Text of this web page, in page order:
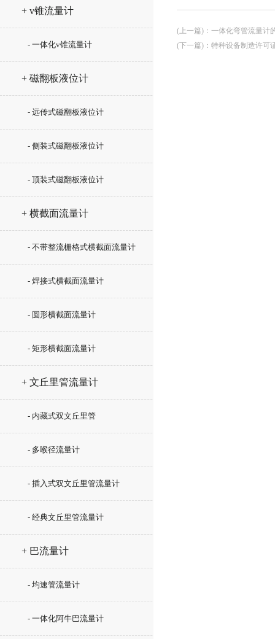
+ v锥流量计
- 一体化v锥流量计
+ 磁翻板液位计
- 远传式磁翻板液位计
- 侧装式磁翻板液位计
- 顶装式磁翻板液位计
+ 横截面流量计
- 不带整流栅格式横截面流量计
- 焊接式横截面流量计
- 圆形横截面流量计
- 矩形横截面流量计
+ 文丘里管流量计
- 内藏式双文丘里管
- 多喉径流量计
- 插入式双文丘里管流量计
- 经典文丘里管流量计
+ 巴流量计
- 均速管流量计
- 一体化阿牛巴流量计
(上一篇) ： 一体化弯管流量计
(下一篇) ： 特种设备制造许可